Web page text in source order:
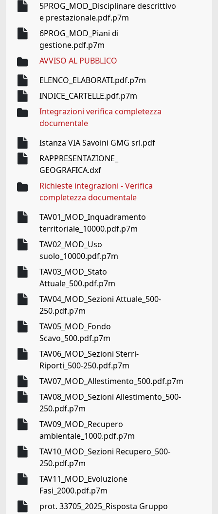
5PROG_MOD_Disciplinare descrittivo
e prestazionale.pdf.p7m
6PROG_MOD_Piani di
gestione.pdf.p7m
AVVISO AL PUBBLICO
ELENCO_ELABORATI.pdf.p7m
INDICE_CARTELLE.pdf.p7m
Integrazioni verifica completezza
documentale
Istanza VIA Savoini GMG srl.pdf
RAPPRESENTAZIONE_
GEOGRAFICA.dxf
Richieste integrazioni - Verifica
completezza documentale
TAV01_MOD_Inquadramento
territoriale_10000.pdf.p7m
TAV02_MOD_Uso
suolo_10000.pdf.p7m
TAV03_MOD_Stato
Attuale_500.pdf.p7m
TAV04_MOD_Sezioni Attuale_500-
250.pdf.p7m
TAV05_MOD_Fondo
Scavo_500.pdf.p7m
TAV06_MOD_Sezioni Sterri-
Riporti_500-250.pdf.p7m
TAV07_MOD_Allestimento_500.pdf.p7m
TAV08_MOD_Sezioni Allestimento_500-
250.pdf.p7m
TAV09_MOD_Recupero
ambientale_1000.pdf.p7m
TAV10_MOD_Sezioni Recupero_500-
250.pdf.p7m
TAV11_MOD_Evoluzione
Fasi_2000.pdf.p7m
prot. 33705_2025_Risposta Gruppo